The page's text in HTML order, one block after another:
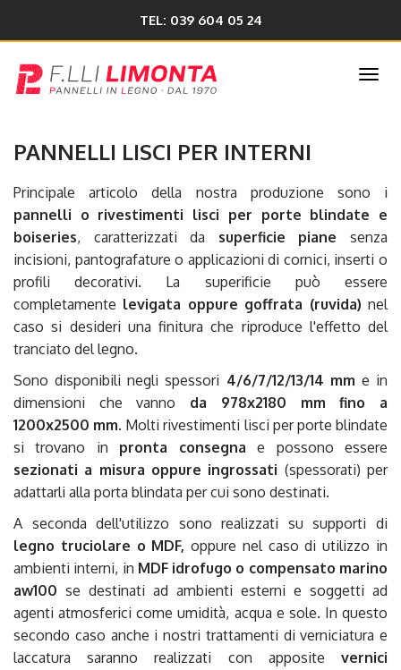
TEL: 039 604 05 24
PANNELLI LISCI PER INTERNI
Principale articolo della nostra produzione sono i
pannelli o rivestimenti lisci per porte blindate e
boiseries, caratterizzati da superficie piane senza
incisioni, pantografature o applicazioni di cornici, inserti o
profili decorativi. La superificie può essere
completamente levigata oppure goffrata (ruvida) nel
caso si desideri una finitura che riproduce l'effetto del
tranciato del legno.
Sono disponibili negli spessori 4/6/7/12/13/14 mm e in
dimensioni che vanno da 978x2180 mm fino a
1200x2500 mm. Molti rivestimenti lisci per porte blindate
si trovano in pronta consegna e possono essere
sezionati a misura oppure ingrossati (spessorati) per
adattarli alla porta blindata per cui sono destinati.
A seconda dell'utilizzo sono realizzati su supporti di
legno truciolare o MDF, oppure nel caso di utilizzo in
ambienti interni, in MDF idrofugo o compensato marino
aw100 se destinati ad ambienti esterni e soggetti ad
agenti atmosferici come umidità, acqua e sole. In questo
secondo caso anche i nostri trattamenti di verniciatura e
laccatura saranno realizzati con apposite vernici